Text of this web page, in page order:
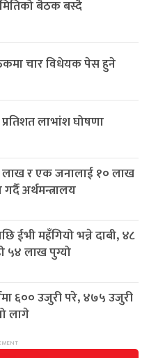
बैठक बस्दै
चार विधेयक पेस हुने
लाभांश घोषणा
र एक जनालाई १० लाख
अर्थमन्त्रालय
ईभी महँगियो भन्ने दाबी, ४८
५४ लाख पुग्यो
६०० उजुरी परे, ४७५ उजुरी
लागे